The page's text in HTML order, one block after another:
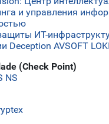
и управления
ИТ-
Deception AVSOFT LOKI
(Check Point)
NS